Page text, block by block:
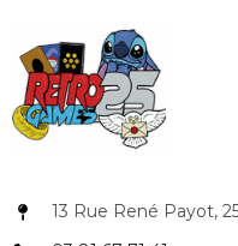
13 Rue René Payot,